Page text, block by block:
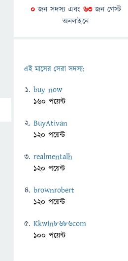
0জন সদস্য এবং 63জন গেস্ট
অনলাইনে
এই মাসের সেরা সদস্য:
buy now
160 পয়েন্ট
BuyAtivan
120 পয়েন্ট
realmentalh
120 পয়েন্ট
brownrobert
120 পয়েন্ট
Kkwin8686com
100 পয়েন্ট